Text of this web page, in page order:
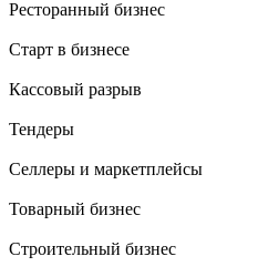
Ресторанный бизнес
Старт в бизнесе
Кассовый разрыв
Тендеры
Селлеры и маркетплейсы
Товарный бизнес
Строительный бизнес